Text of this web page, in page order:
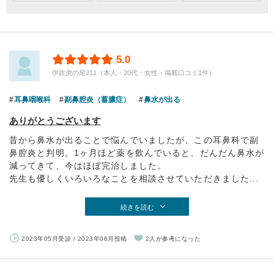
5.0
伊吹虎の尾211（本人・20代・女性・掲載口コミ1件）
耳鼻咽喉科 副鼻腔炎（蓄膿症） 鼻水が出る
ありがとうございます
昔から鼻水が出ることで悩んでいましたが、この耳鼻科で副
鼻腔炎と判明。1ヶ月ほど薬を飲んでいると、だんだん鼻水が
減ってきて、今はほぼ完治しました。
先生も優しくいろいろなことを相談させていただきました...
続きを読む
2023年05月受診 / 2023年06月投稿 2人が参考になった